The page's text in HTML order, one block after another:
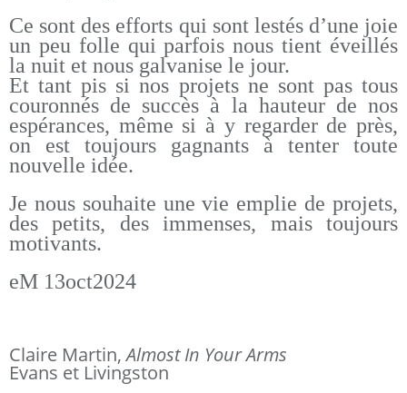
Ce sont des efforts qui sont lestés d’une joie
un peu folle qui parfois nous tient éveillés
la nuit et nous galvanise le jour.
Et tant pis si nos projets ne sont pas tous
couronnés de succès à la hauteur de nos
espérances, même si à y regarder de près,
on est toujours gagnants à tenter toute
nouvelle idée.
Je nous souhaite une vie emplie de projets,
des petits, des immenses, mais toujours
motivants.
eM 13oct2024
Claire Martin,Almost In Your Arms
Evans et Livingston